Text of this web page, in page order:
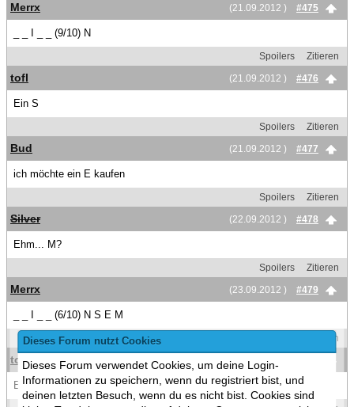
Dieses Forum nutzt Cookies
Dieses Forum verwendet Cookies, um deine Login-
Informationen zu speichern, wenn du registriert bist, und
deinen letzten Besuch, wenn du es nicht bist. Cookies sind
(21.09.2012 )
#475
Merrx
_ _ I _ _ (9/10) N
Spoilers
Zitieren
(21.09.2012 )
#476
tofl
Ein S
Spoilers
Zitieren
(21.09.2012 )
#477
Bud
ich möchte ein E kaufen
Spoilers
Zitieren
(22.09.2012 )
#478
Silver
Ehm... M?
Spoilers
Zitieren
(23.09.2012 )
#479
Merrx
_ _ I _ _ (6/10) N S E M
Zitieren
(23.09.2012 )
tofl
Ein T